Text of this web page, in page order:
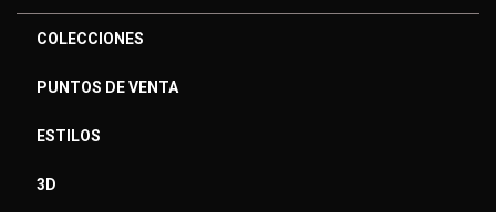
COLECCIONES
PUNTOS DE VENTA
ESTILOS
3D